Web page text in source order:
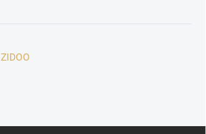
ZIDOO